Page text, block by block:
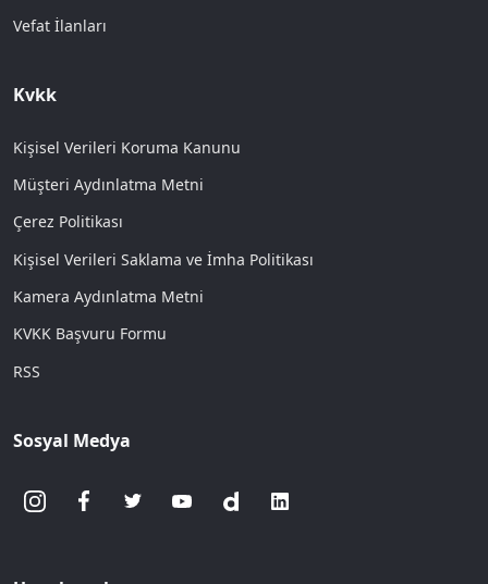
Vefat İlanları
Kvkk
Kişisel Verileri Koruma Kanunu
Müşteri Aydınlatma Metni
Çerez Politikası
Kişisel Verileri Saklama ve İmha Politikası
Kamera Aydınlatma Metni
KVKK Başvuru Formu
RSS
Sosyal Medya